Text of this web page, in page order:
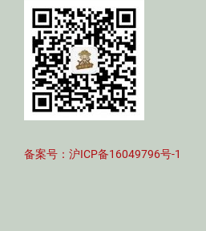
备案号：沪ICP备16049796号-1